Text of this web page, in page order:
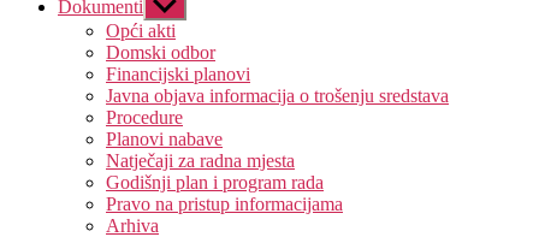
Dokumenti Prikaži
pod-
izbornik
Opći akti
Domski odbor
Financijski planovi
Javna objava informacija o trošenju sredstava
Procedure
Planovi nabave
Natječaji za radna mjesta
Godišnji plan i program rada
Pravo na pristup informacijama
Arhiva